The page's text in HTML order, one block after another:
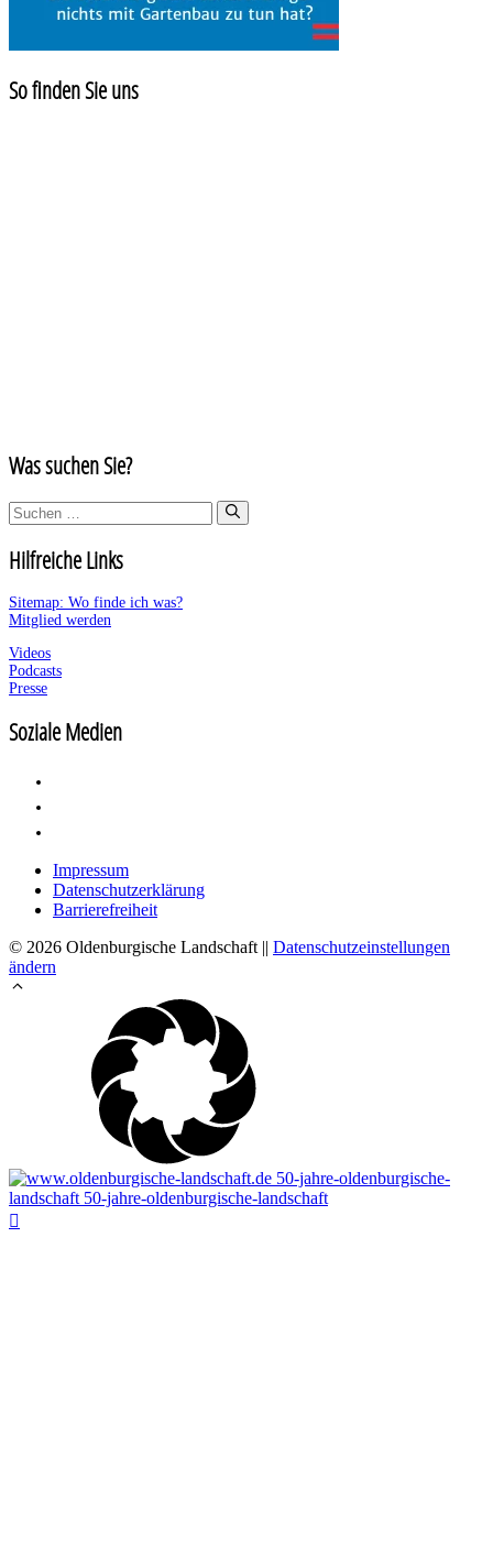
So finden Sie uns
Was suchen Sie?
Suchen
nach:
Hilfreiche Links
Sitemap: Wo finde ich was?
Mitglied werden
Videos
Podcasts
Presse
Soziale Medien
Impressum
Datenschutzerklärung
Barrierefreiheit
© 2026 Oldenburgische Landschaft || Datenschutzeinstellungen
ändern